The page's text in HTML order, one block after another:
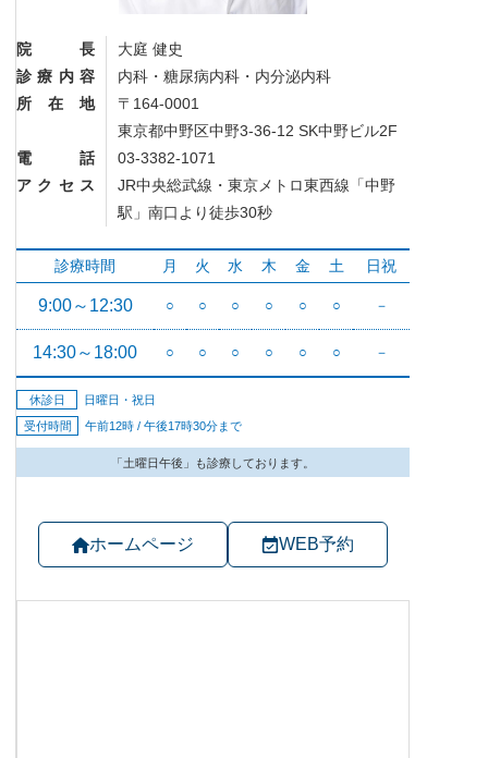
院長
大庭 健史
診療内容
内科・糖尿病内科・内分泌内科
所在地
〒164-0001
東京都中野区中野3-36-12 SK中野ビル2F
電話
03-3382-1071
アクセス
JR中央総武線・東京メトロ東西線「中野
駅」南口より徒歩30秒
ホームページ WEB予約